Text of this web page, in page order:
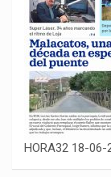
HORA32 18-06-